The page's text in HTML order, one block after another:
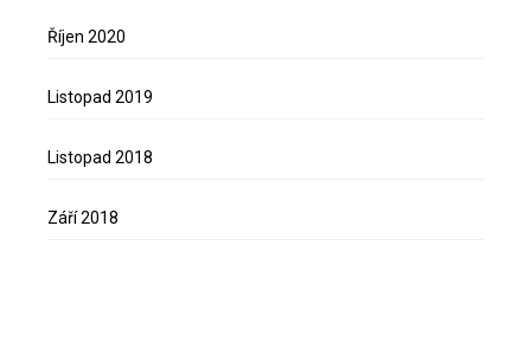
Říjen 2020
Listopad 2019
Listopad 2018
Září 2018